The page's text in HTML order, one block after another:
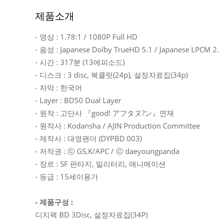
제품소개
- 영상 : 1.78:1 / 1080P Full HD
- 음성 : Japanese Dolby TrueHD 5.1 / Japanese LPCM
- 시간 : 317분 (13에피소드)
- 디스크 : 3 disc, 북클릿(24p), 설정자료집(34p)
- 자막 : 한국어
- Layer : BD50 Dual Layer
- 원작 : 고단사 『good! アフタヌ?ン』연재
- 원작사 : Kodansha / AJIN Production Committee
- 제작사 : 대영팬더 (DYPBD 003)
- 저작권 : ⓒ GS,K/APC / ⓒ daeyoungpanda
- 장르 : SF 판타지, 밀리터리, 애니메이션
- 등급 : 15세이용가
- 제품구성 :
디지팩 BD 3Disc, 설정자료집(34P)